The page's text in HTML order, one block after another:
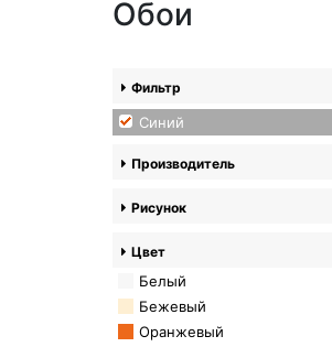
Обои
Фильтр
Синий
Производитель
Рисунок
Цвет
Белый
Бежевый
Оранжевый